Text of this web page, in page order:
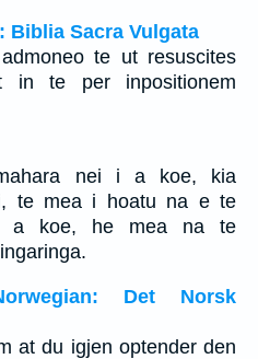
Biblia Sacra Vulgata
te ut resuscites
in te per inpositionem
nei i a koe, kia
te mea i hoatu na e te
a koe, he mea na te
Det Norsk
at du igjen optender den